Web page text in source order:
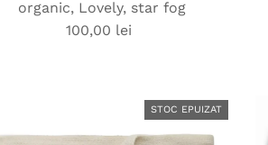
organic, Lovely, star fog
Preț
100,00 lei
STOC EPUIZAT